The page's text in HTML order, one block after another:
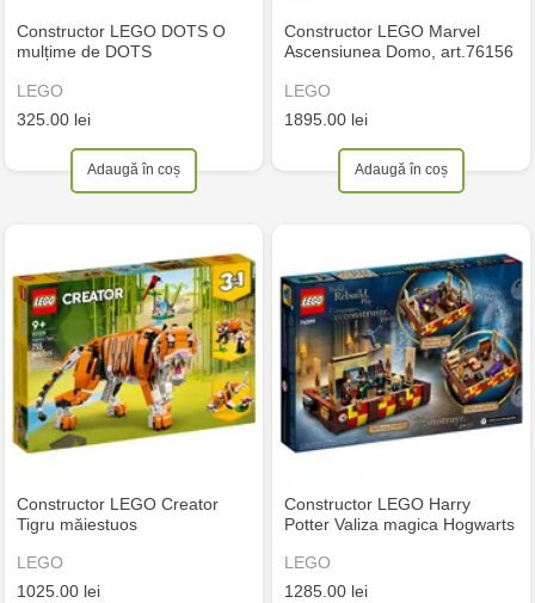
Constructor LEGO DOTS O
mulțime de DOTS
LEGO
325.00 lei
Adaugă în coș
Constructor LEGO Marvel
Ascensiunea Domo, art.76156
LEGO
1895.00 lei
Adaugă în coș
Constructor LEGO Creator
Tigru măiestuos
LEGO
1025.00 lei
Constructor LEGO Harry
Potter Valiza magica Hogwarts
LEGO
1285.00 lei